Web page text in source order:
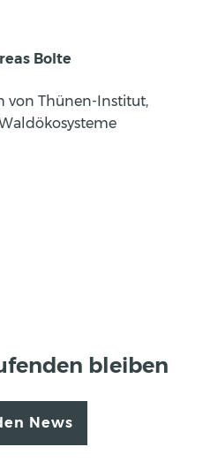
Bolte
von Thünen-Institut,
bleiben
News